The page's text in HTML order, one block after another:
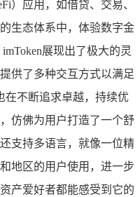
）应用，如借贷、交易、
生态体系中，体验数字金
展现出了极大的灵
供了多种交互方式以满足
在不断追求卓越，持续优
仿佛为用户打造了一个舒
支持多语言，就像一位精
地区的用户使用，进一步
产爱好者都能感受到它的